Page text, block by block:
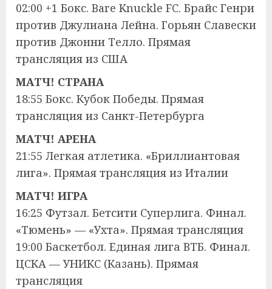
02:00 +1 Бокс. Bare Knuckle FC. Брайс Генри
против Джулиана Лейна. Горьян Славески
против Джонни Телло. Прямая
трансляция из США
МАТЧ! СТРАНА
18:55 Бокс. Кубок Победы. Прямая
трансляция из Санкт-Петербурга
МАТЧ! АРЕНА
21:55 Легкая атлетика. «Бриллиантовая
лига». Прямая трансляция из Италии
МАТЧ! ИГРА
16:25 Футзал. Бетсити Суперлига. Финал.
«Тюмень» — «Ухта». Прямая трансляция
19:00 Баскетбол. Единая лига ВТБ. Финал.
ЦСКА — УНИКС (Казань). Прямая
трансляция